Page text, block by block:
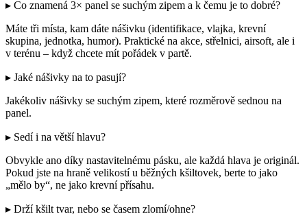
▸ Co znamená 3× panel se suchým zipem a k čemu je to dobré?
Máte tři místa, kam dáte nášivku (identifikace, vlajka, krevní
skupina, jednotka, humor). Praktické na akce, střelnici, airsoft, ale i
v terénu – když chcete mít pořádek v partě.
▸ Jaké nášivky na to pasují?
Jakékoliv nášivky se suchým zipem, které rozměrově sednou na
panel.
▸ Sedí i na větší hlavu?
Obvykle ano díky nastavitelnému pásku, ale každá hlava je originál.
Pokud jste na hraně velikostí u běžných kšiltovek, berte to jako
„mělo by“, ne jako krevní přísahu.
▸ Drží kšilt tvar, nebo se časem zlomí/ohne?